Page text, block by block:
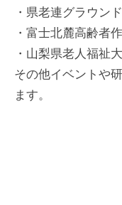
・県老連グラウン
・富士北麓高齢者
・山梨県老人福祉
その他イベントや
ます。